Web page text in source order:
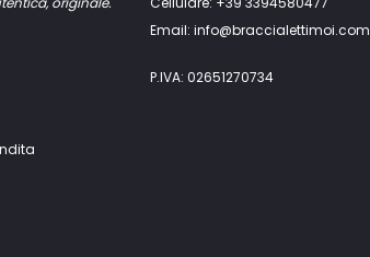
Email: info@braccialettimoi.com
P.IVA: 02651270734